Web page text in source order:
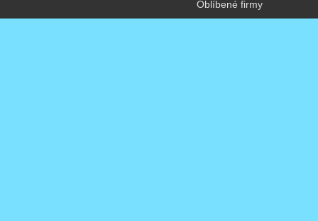
Oblíbené firmy